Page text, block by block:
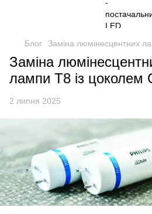
Блог Заміна люмінесцентних
Заміна
лампи Т8 із цоколем
2 липня 2025